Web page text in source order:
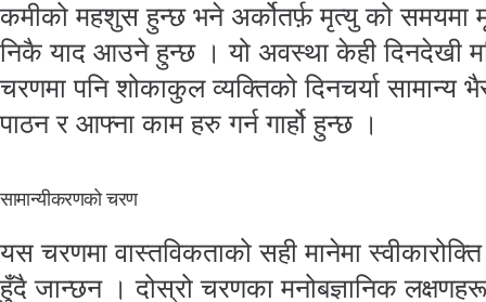
कमीको महशुस हुन्छ भने अर्कोतर्फ़ मृत्यु को समयमा
निकै याद आउने हुन्छ । यो अवस्था केही दिनदेखी
चरणमा पनि शोकाकुल व्यक्तिको दिनचर्या
पाठन र आफ्ना काम हरु गर्न गार्हो हुन्छ ।
सामान्यीकरणको चरण
यस चरणमा वास्तविकताको सही मानेमा
हुँदै जान्छन । दोस्रो चरणका मनोबज्ञानिक